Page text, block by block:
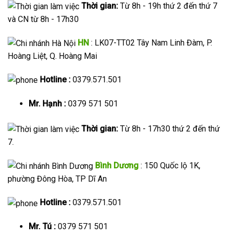
Thời gian: Từ 8h - 19h thứ 2 đến thứ 7
và CN từ 8h - 17h30
HN : LK07-TT02 Tây Nam Linh Đàm, P.
Hoàng Liệt, Q. Hoàng Mai
Hotline : 0379.571.501
Mr. Hạnh :0379 571 501
Thời gian: Từ 8h - 17h30 thứ 2 đến thứ
7.
Bình Dương : 150 Quốc lộ 1K,
phường Đông Hòa, TP Dĩ An
Hotline : 0379.571.501
Mr. Tú :0379 571 501